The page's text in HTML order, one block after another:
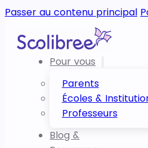
Passer au contenu principal
Pour vous
Parents
Écoles &
Professeurs
Blog &